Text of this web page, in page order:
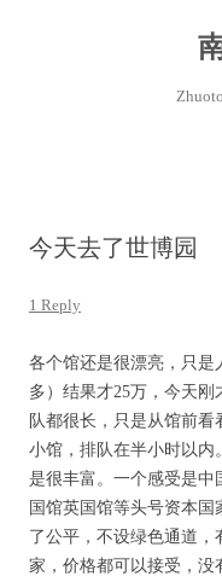
今天去了世博园
1 Reply
各个馆还是很漂亮，只是
多）结果才25万，今天
队都很长，只是从馆前
小馆，排队在半小时以内
是很丰富。一个感受是中
国馆英国馆等头号资本
了公平，不设绿色通道
家，价格都可以接受，没